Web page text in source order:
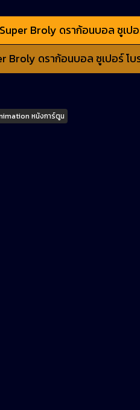
Broly ดราก้อนบอล ซูเป
Broly ดราก้อนบอล ซูเปอร์ โ
หนังการ์ตูน